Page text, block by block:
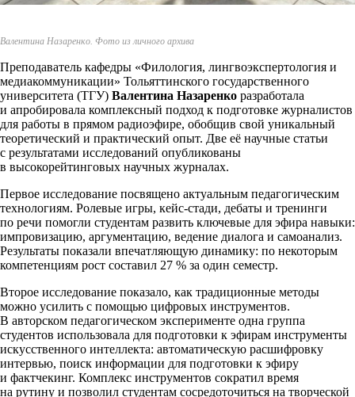
Валентина Назаренко. Фото из личного архива
Преподаватель кафедры «Филология, лингвоэкспертология и
медиакоммуникации» Тольяттинского государственного
университета (ТГУ) Валентина Назаренко разработала
и апробировала комплексный подход к подготовке журналистов
для работы в прямом радиоэфире, обобщив свой уникальный
теоретический и практический опыт. Две её научные статьи
с результатами исследований опубликованы
в высокорейтинговых научных журналах.
Первое исследование посвящено актуальным педагогическим
технологиям. Ролевые игры, кейс-стади, дебаты и тренинги
по речи помогли студентам развить ключевые для эфира навыки:
импровизацию, аргументацию, ведение диалога и самоанализ.
Результаты показали впечатляющую динамику: по некоторым
компетенциям рост составил 27 % за один семестр.
Второе исследование показало, как традиционные методы
можно усилить с помощью цифровых инструментов.
В авторском педагогическом эксперименте одна группа
студентов использовала для подготовки к эфирам инструменты
искусственного интеллекта: автоматическую расшифровку
интервью, поиск информации для подготовки к эфиру
и фактчекинг. Комплекс инструментов сократил время
на рутину и позволил студентам сосредоточиться на творческой